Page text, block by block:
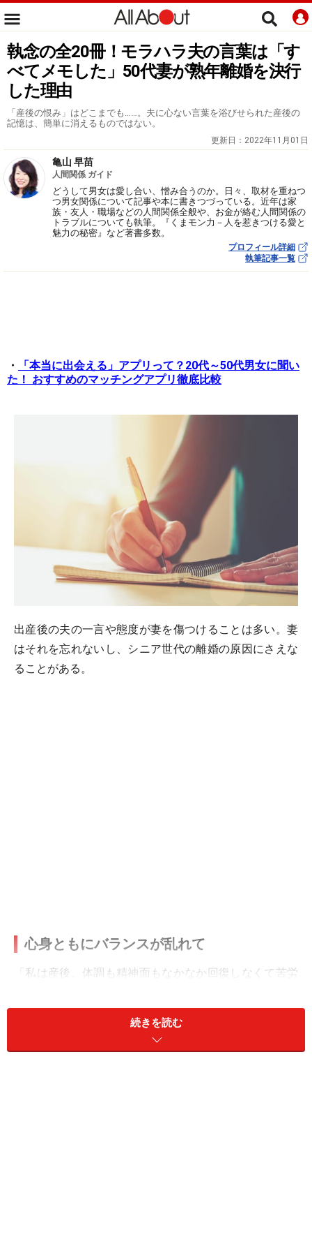
執念の全20冊！モラハラ夫の言葉は「す
べてメモした」50代妻が熟年離婚を決行
した理由
「産後の恨み」はどこまでも……。夫に心ない言葉を浴びせられた産後の
記憶は、簡単に消えるものではない。
更新日： 2022年11月01日
亀山 早苗
人間関係 ガイド
どうして男女は愛し合い、憎み合うのか。日々、取材を重ねつ
つ男女関係について記事や本に書きつづっている。近年は家
族・友人・職場などの人間関係全般や、お金が絡む人間関係の
トラブルについても執筆。『くまモン力－人を惹きつける愛と
魅力の秘密』など著書多数。
プロフィール詳細
執筆記事一覧
・
「本当に出会える」アプリって？20代～50代男女に聞い
た！ おすすめのマッチングアプリ徹底比較
出産後の夫の一言や態度が妻を傷つけることは多い。妻
はそれを忘れないし、シニア世代の離婚の原因にさえな
ることがある。
心身ともにバランスが乱れて
「私は産後、体調も精神面もなかなか回復しなくて苦労
アイコさん（37歳）はそう言う。結婚8年、7歳の長男と
4歳の長女がいる。夫とは「大恋愛の末に」結婚したと
続きを読む